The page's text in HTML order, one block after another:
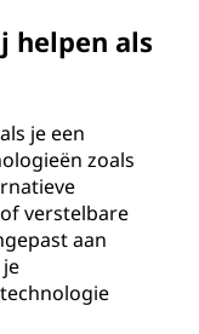
helpen als
je een
zoals
verstelbare
aan